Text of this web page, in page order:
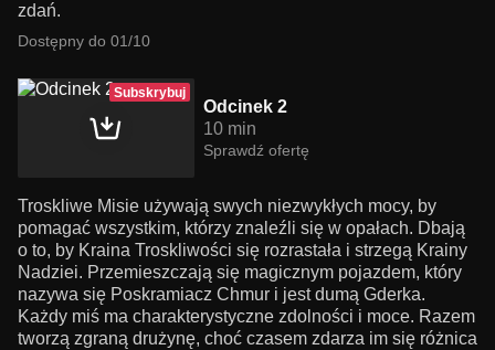
zdań.
Dostępny do 01/10
Subskrybuj
Odcinek 2
10 min
Sprawdź ofertę
Troskliwe Misie używają swych niezwykłych mocy, by
pomagać wszystkim, którzy znaleźli się w opałach. Dbają
o to, by Kraina Troskliwości się rozrastała i strzegą Krainy
Nadziei. Przemieszczają się magicznym pojazdem, który
nazywa się Poskramiacz Chmur i jest dumą Gderka.
Każdy miś ma charakterystyczne zdolności i moce. Razem
tworzą zgraną drużynę, choć czasem zdarza im się różnica